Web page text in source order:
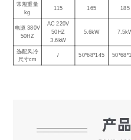
常规重量
kg
115 165 185
电源 380V
50HZ
AC 220V
50HZ
3.6kW
5.6kW
选配风冷
尺寸cm
/ 50*68*145